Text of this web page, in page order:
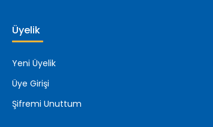
Üyelik
Yeni Üyelik
Üye Girişi
Şifremi Unuttum